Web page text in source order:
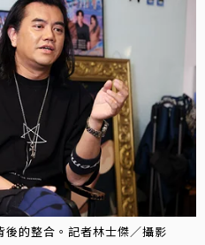
的整合。記者林士傑／攝影